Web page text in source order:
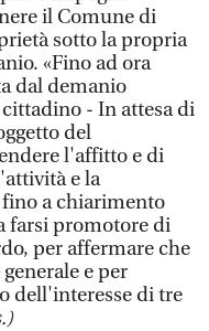
il Comune di
sotto la propria
«Fino ad ora
dal demanio
- In attesa di
del
l'affitto e di
e la
a chiarimento
farsi promotore di
per affermare che
e per
dell'interesse di tre